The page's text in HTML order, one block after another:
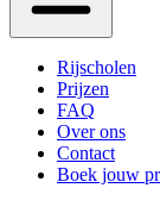
Rijscholen
Prijzen
FAQ
Over ons
Contact
Boek jouw